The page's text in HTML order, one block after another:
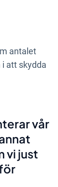
antalet
att skydda
vår
vi just